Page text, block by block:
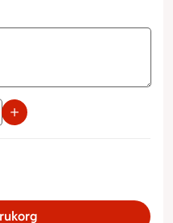
för att minska eller
vegansk skagenröra,